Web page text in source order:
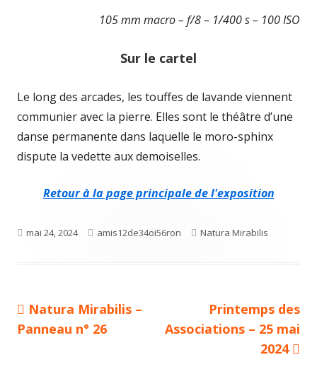
105 mm macro – f/8 – 1/400 s – 100 ISO
Sur le cartel
Le long des arcades, les touffes de lavande viennent
communier avec la pierre. Elles sont le théâtre d’une
danse permanente dans laquelle le moro-sphinx
dispute la vedette aux demoiselles.
Retour à la page principale de l'exposition
Published
mai 24, 2024 Author
amis12de34oi56ron Categories
Natura Mirabilis
Navigation
Previous
article:
Natura Mirabilis –
Panneau n° 26
Next
article:
Printemps des
Associations – 25 mai
2024